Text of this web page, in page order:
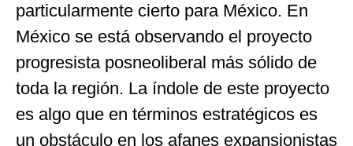
particularmente cierto para México. En
México se está observando el proyecto
progresista posneoliberal más sólido de
toda la región. La índole de este proyecto
es algo que en términos estratégicos es
un obstáculo en los afanes expansionistas